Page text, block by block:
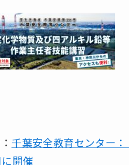
千葉安全教育センター
開催